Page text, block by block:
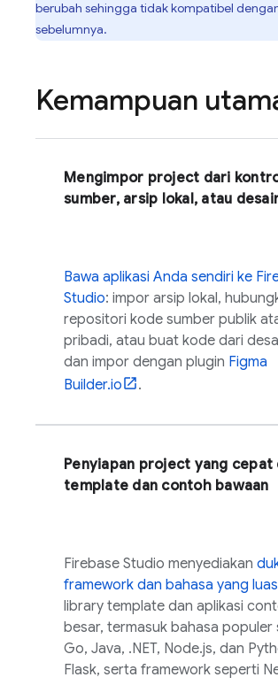
berubah sehingga tidak kompatibel
sebelumnya.
Kemampuan
Mengimpor project dari
sumber, arsip lokal, atau
Bawa aplikasi Anda sendiri ke
Studio: impor arsip lokal,
repositori kode sumber publik
pribadi, atau buat kode dari
dan impor dengan plugin Figma
Builder.io
.
Penyiapan project yang cepat
template dan contoh bawaan
Firebase Studio menyediakan
framework dan bahasa yang luas
library template dan aplikasi
besar, termasuk bahasa populer
Go, Java, .NET, Node.js, dan
Flask, serta framework seperti